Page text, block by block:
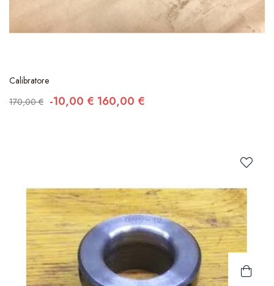
Calibratore
170,00 € -10,00 € 160,00 €